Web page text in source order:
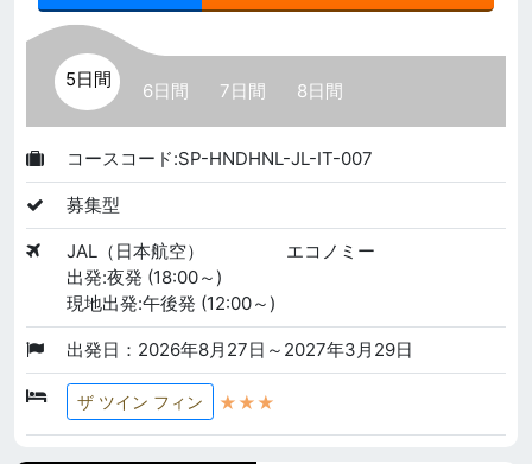
5日間
6日間 7日間 8日間
コースコード:SP-HNDHNL-JL-IT-007
募集型
JAL（日本航空）
エコノミー
出発:夜発 (18:00～)
現地出発:午後発 (12:00～)
出発日：2026年8月27日～2027年3月29日
ザ ツイン フィン ★★★